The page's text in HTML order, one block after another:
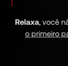
Relaxa, você
o primeiro